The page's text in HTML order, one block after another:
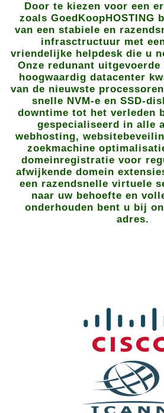
Door te kiezen voor een
zoals GoedKoopHOSTING
van een stabiele en
infrasctructuur met
vriendelijke helpdesk die u
Onze redunant
hoogwaardig datacenter
van de nieuwste
snelle NVM-e en SSD-
downtime tot het verleden
gespecialiseerd in alle
webhosting,
zoekmachine
domeinregistratie voor
afwijkende domein
een razendsnelle virtuele
naar uw behoefte en
onderhouden bent u bij
adres.